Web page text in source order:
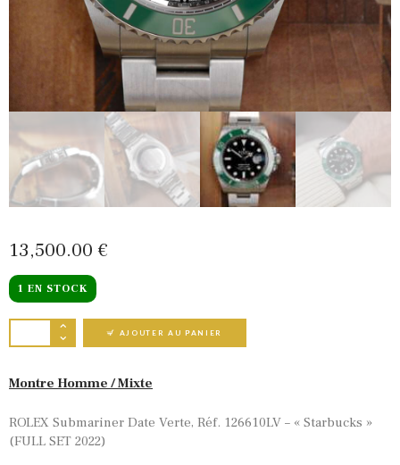
13,500 00 €
1 EN STOCK
QUANTITÉ DE ROLEX SUBMARINER DATE
AJOUTER AU PANIER
Montre Homme / Mixte
ROLEX Submariner Date Verte, Réf. 126610LV – « Starbucks »
(FULL SET 2022)